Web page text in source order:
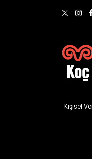
Kişisel